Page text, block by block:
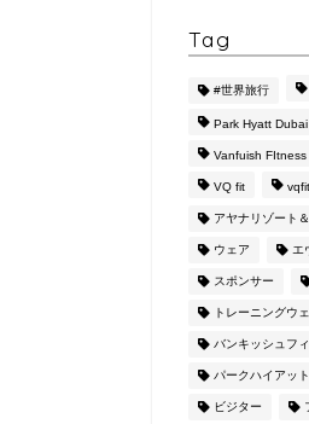
Tag
#世界旅行
Park Hyatt Dubai
Vanfuish FItness
VQ fit vqfit
アヤナリゾート
ウェア エ
スポンサー
トレーニングウ
バンキッシュフ
パークハイアッ
ビジター